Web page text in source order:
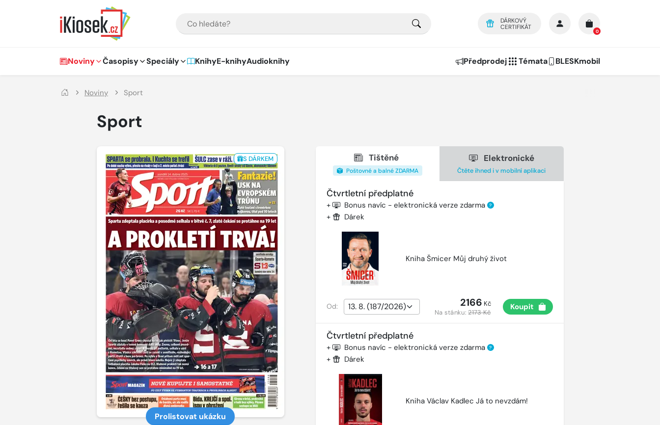
DÁRKOVÝ
CERTIFIKÁT
0
Hlavní navigace
Noviny Časopisy Speciály KnihyE-knihyAudioknihy Předprodej Témata BLESKmobil
Noviny Sport
Sport
S DÁRKEM
Prolistovat ukázku
Tištěné
Poštovné a balné ZDARMA
Elektronické
Čtěte ihned i v mobilní aplikaci
Čtvrtletní předplatné
+ Bonus navíc - elektronická verze zdarma ?
+ Dárek
Kniha Šmicer Můj druhý život
Od: 2166 Kč
Na stánku:2173 Kč
Koupit
Čtvrtletní předplatné
+ Bonus navíc - elektronická verze zdarma ?
+ Dárek
Kniha Václav Kadlec Já to nevzdám!